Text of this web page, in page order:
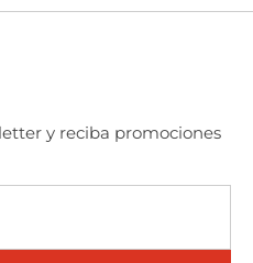
y reciba promociones